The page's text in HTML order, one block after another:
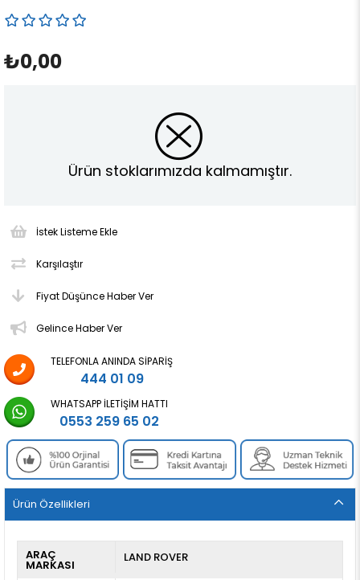
₺0,00
Ürün stoklarımızda kalmamıştır.
İstek Listeme Ekle
Karşılaştır
Fiyat Düşünce Haber Ver
Gelince Haber Ver
TELEFONLA ANINDA SIPARIŞ
444 01 09
WHATSAPP İLETIŞIM HATTI
0553 259 65 02
Ürün Özellikleri
ARAÇ
MARKASI
LAND ROVER